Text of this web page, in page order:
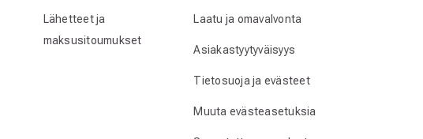
Lähetteet ja
maksusitoumukset
Laatu ja omavalvonta
Asiakastyytyväisyys
Tietosuoja ja evästeet
Muuta evästeasetuksia